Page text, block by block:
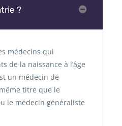
?
médecins qui
de la naissance à l’âge
un médecin de
titre que le
le médecin généraliste